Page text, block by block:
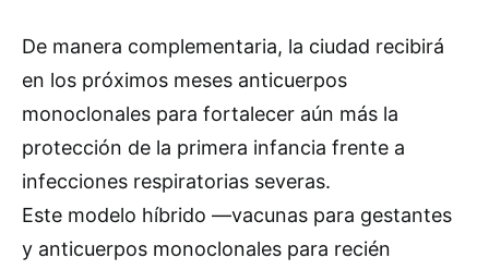
De manera complementaria, la ciudad recibirá
en los próximos meses anticuerpos
monoclonales para fortalecer aún más la
protección de la primera infancia frente a
infecciones respiratorias severas.
Este modelo híbrido —vacunas para gestantes
y anticuerpos monoclonales para recién